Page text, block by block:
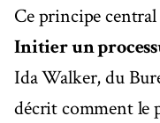
Ce principe central
Initier un
Ida Walker, du
décrit comment le